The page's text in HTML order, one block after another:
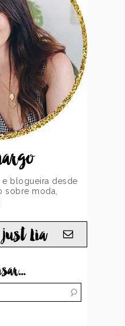
blogueira desde
sobre moda,
Lia